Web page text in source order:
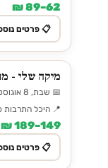
62–89 ₪
📋 פרטים
מיקה שלי -
📅 שבת, 8 אוגוסט ⏰ 21:30
📍 היכל התרבות
149–189 ₪
📋 פרטים